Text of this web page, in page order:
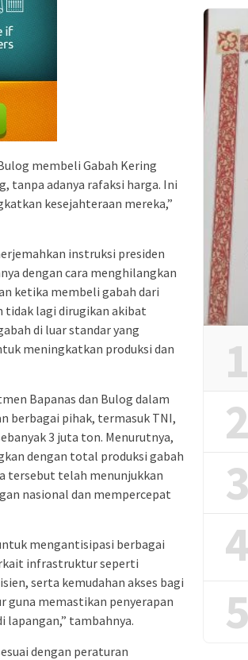
membeli Gabah Kering
tanpa adanya rafaksi harga. Ini
kesejahteraan mereka,”
instruksi presiden
dengan cara menghilangkan
ketika membeli gabah dari
tidak lagi dirugikan akibat
di luar standar yang
meningkatkan produksi dan
Bapanas dan Bulog dalam
berbagai pihak, termasuk TNI,
3 juta ton. Menurutnya,
dengan total produksi gabah
tersebut telah menunjukkan
nasional dan mempercepat
mengantisipasi berbagai
infrastruktur seperti
serta kemudahan akses bagi
guna memastikan penyerapan
tambahnya.
dengan peraturan
1
2
3
4
5